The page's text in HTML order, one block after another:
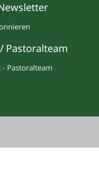
Pastoralteam
- Pastoralteam